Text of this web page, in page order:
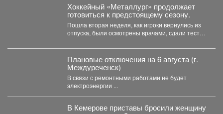
Хоккейный «Металлург» продолжает
готовиться к предстоящему сезону.
Пошла вторая неделя, как игроки вернулись из
отпуска, были осмотрены врачами, сдали тесты,
Плановые отключения на 6 августа (г.
Междуреченск)
В связи с ремонтными работами не будет
электроэнергии ...
В Кемерове приставы бросили женщину